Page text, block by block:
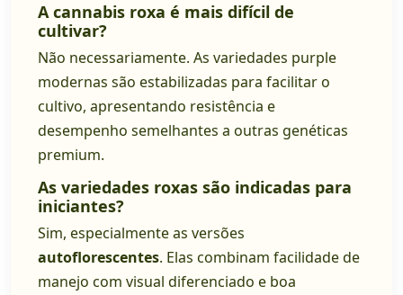
A cannabis roxa é mais difícil de
cultivar?
Não necessariamente. As variedades purple
modernas são estabilizadas para facilitar o
cultivo, apresentando resistência e
desempenho semelhantes a outras genéticas
premium.
As variedades roxas são indicadas para
iniciantes?
Sim, especialmente as versões
autoflorescentes. Elas combinam facilidade de
manejo com visual diferenciado e boa